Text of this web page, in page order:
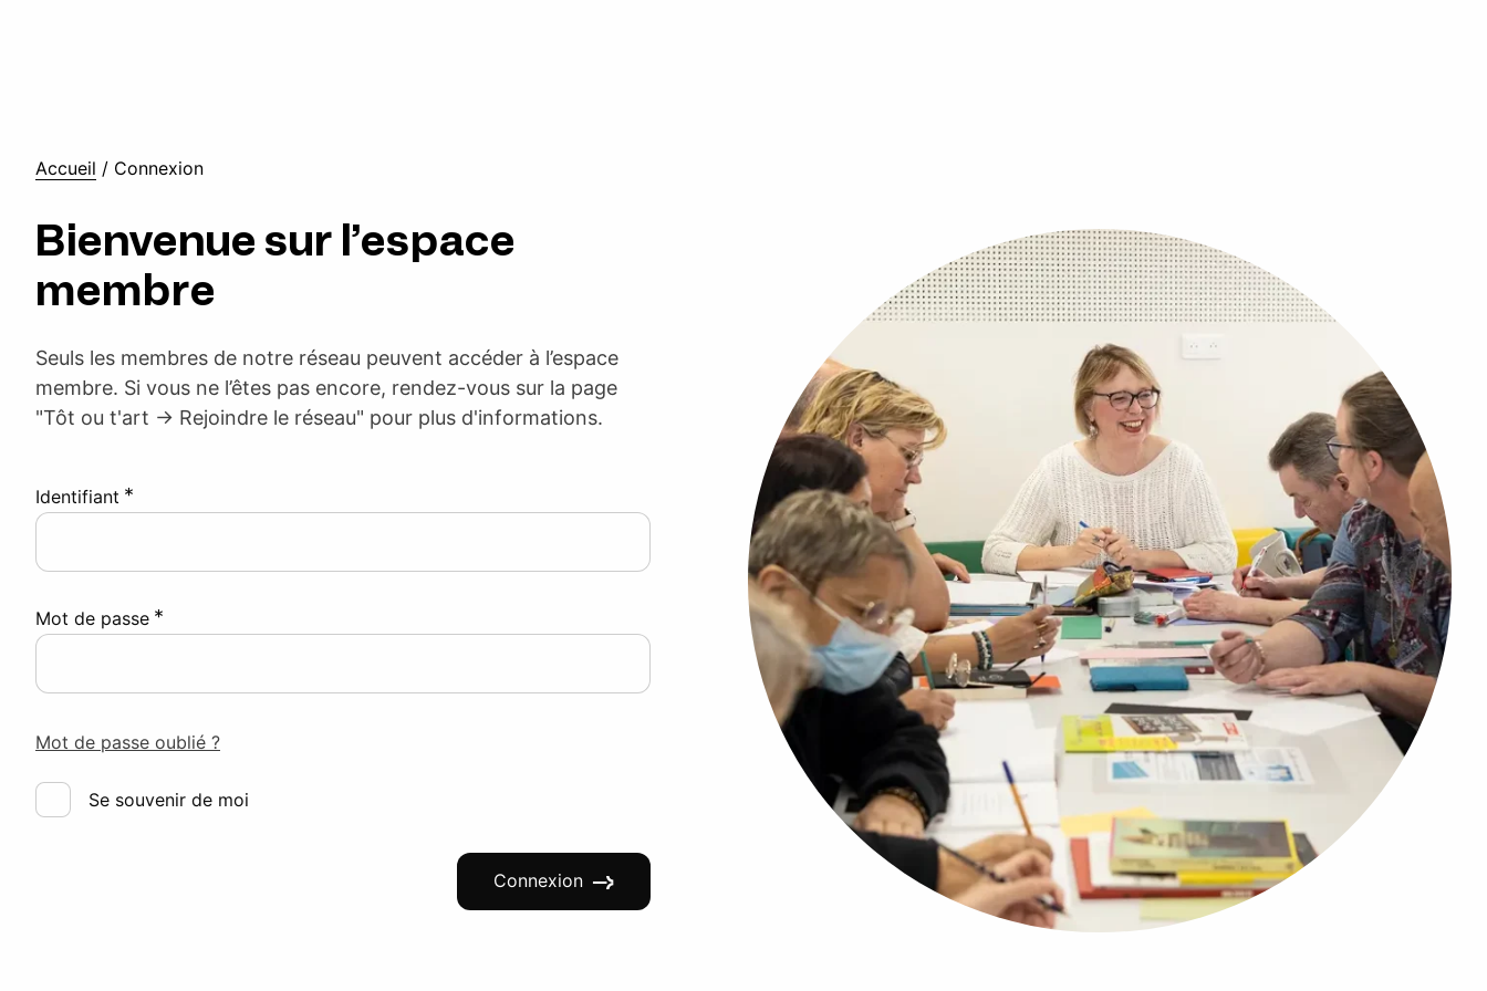
Accueil / Connexion
Bienvenue sur l’espace
membre
Seuls les membres de notre réseau peuvent accéder à l’espace
membre. Si vous ne l’êtes pas encore, rendez-vous sur la page
"Tôt ou t'art -> Rejoindre le réseau" pour plus d'informations.
Identifiant *
Mot de passe *
Mot de passe oublié ?
Se souvenir de moi
Connexion